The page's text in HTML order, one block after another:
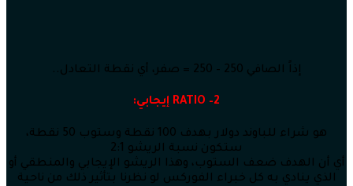
إذاً الصافي 250 – 250 = صفر، أي نقطة التعادل..
2–
RATIO إيجابي:
هو شراء للباوند دولار بهدف 100 نقطة وستوب 50 نقطة،
ستكون نسبة الريشو 2:1
أي أن الهدف ضعف الستوب، وهذا الريشو الإيجابي والمنطقي أو
الذي ينادي به كل خبراء الفوركس لو نظرنا بتأثير ذلك من ناحية